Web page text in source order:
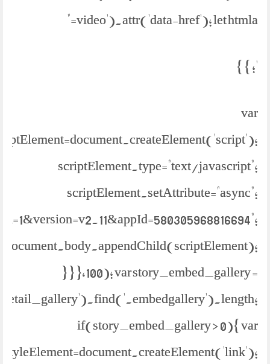
video').attr('data-href'); let htmla="
'; } }
var
scriptElement.type="text/javascript";
scriptElement.setAttribute="async";
document.body.appendChild(scriptElement);
} } },100); var story_embed_gallery =
if(story_embed_gallery > 0){ var
styleElement=document.createElement('link');